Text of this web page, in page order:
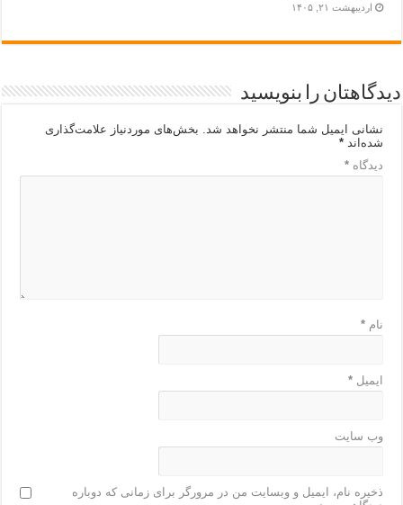
اردیبهشت ۲۱, ۱۴۰۵
دیدگاهتان را بنویسید
نشانی ایمیل شما منتشر نخواهد شد. بخش‌های موردنیاز علامت‌گذاری
شده‌اند*
دیدگاه*
نام*
ایمیل*
وب‌ سایت
ذخیره نام، ایمیل و وبسایت من در مرورگر برای زمانی که دوباره